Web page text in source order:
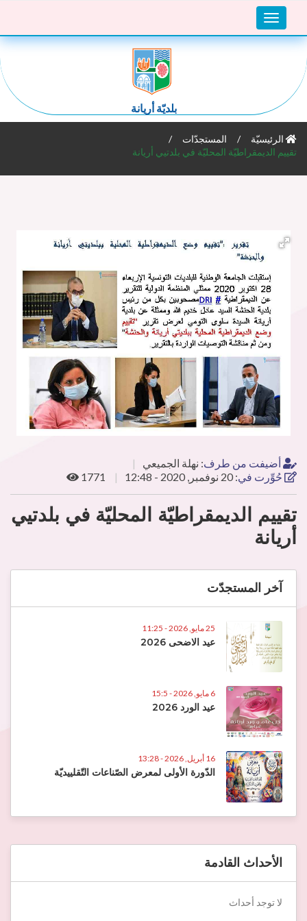
Toggle
navigation
بلديّة أريانة
الرئيسيّة
المستجدّات
تقييم الديمقراطيّة المحليّة في بلدتيي أريانة
أضيفت من طرف: نهلة الجميعي
حُوِّرت في: 20 نوفمبر, 2020 - 12:48 1771
تقييم الديمقراطيّة المحليّة في بلدتيي
أريانة
آخر المستجدّت
25 مايو, 2026 - 11:25
عيد الاضحى 2026
6 مايو, 2026 - 15:5
عيد الورد 2026
16 أبريل, 2026 - 13:28
الدّورة الأولى لمعرض الصّناعات التّقلييديّة
الأحداث القادمة
لا توجد أحداث